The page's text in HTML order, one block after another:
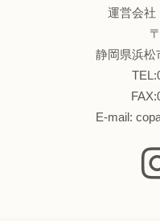
運営会社
静岡県浜松
E-mail: